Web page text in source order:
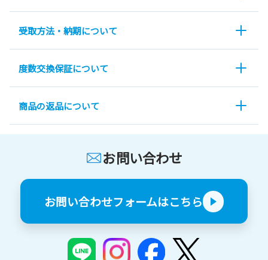
受取方法・納期について
度数交換保証について
商品の返品について
お問い合わせ
お問い合わせフォームはこちら